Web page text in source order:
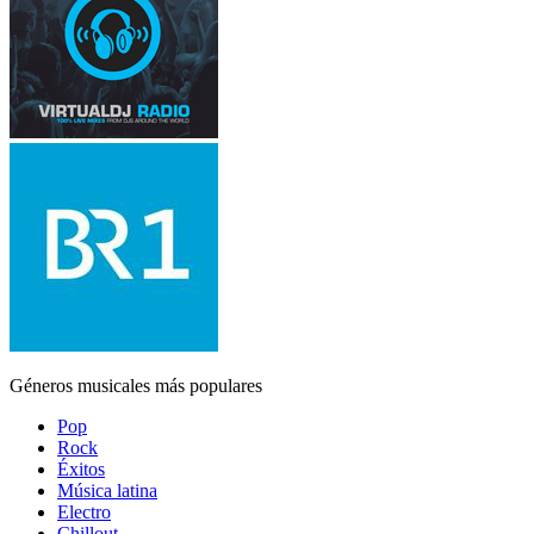
Géneros musicales más populares
Pop
Rock
Éxitos
Música latina
Electro